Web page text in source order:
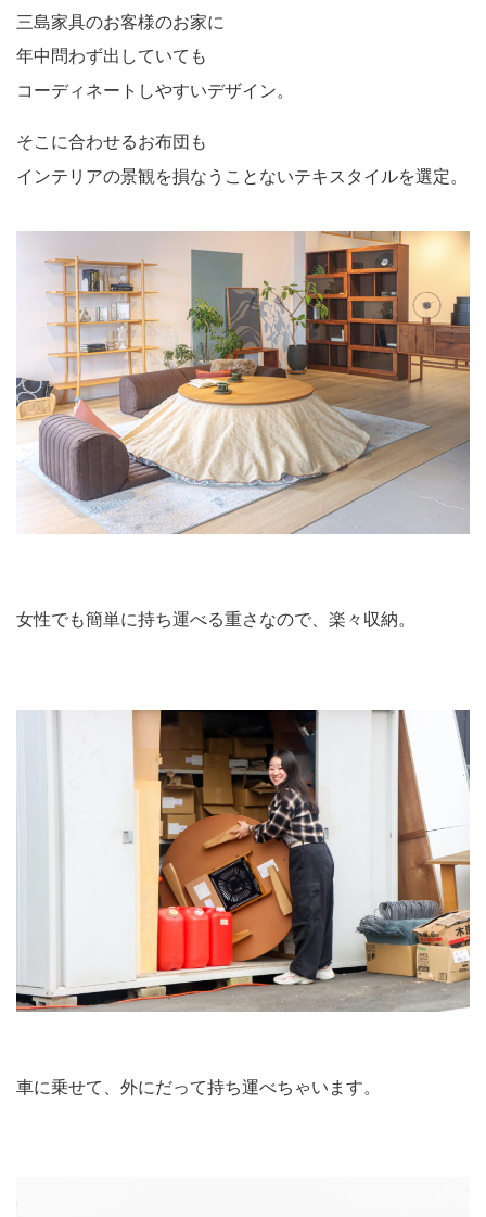
三島家具のお客様のお家に
年中問わず出していても
コーディネートしやすいデザイン。
そこに合わせるお布団も
インテリアの景観を損なうことないテキスタイルを選定。
女性でも簡単に持ち運べる重さなので、楽々収納。
車に乗せて、外にだって持ち運べちゃいます。